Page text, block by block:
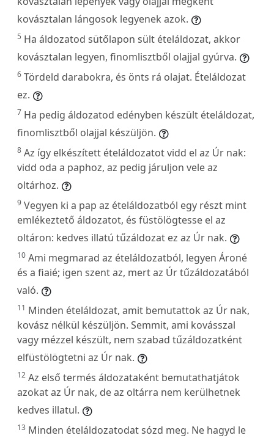
kovásztalan lángosok legyenek azok.
5 Ha áldozatod sütőlapon sült ételáldozat, akkor
kovásztalan legyen, finomlisztből olajjal gyúrva.
6 Tördeld darabokra, és önts rá olajat. Ételáldozat
ez.
7 Ha pedig áldozatod edényben készült ételáldozat,
finomlisztből olajjal készüljön.
8 Az így elkészített ételáldozatot vidd el az Úr nak:
vidd oda a paphoz, az pedig járuljon vele az
oltárhoz.
9 Vegyen ki a pap az ételáldozatból egy részt mint
emlékeztető áldozatot, és füstölögtesse el az
oltáron: kedves illatú tűzáldozat ez az Úr nak.
10 Ami megmarad az ételáldozatból, legyen Ároné
és a fiaié; igen szent az, mert az Úr tűzáldozatából
való.
11 Minden ételáldozat, amit bemutattok az Úr nak,
kovász nélkül készüljön. Semmit, ami kovásszal
vagy mézzel készült, nem szabad tűzáldozatként
elfüstölögtetni az Úr nak.
12 Az első termés áldozataként bemutathatjátok
azokat az Úr nak, de az oltárra nem kerülhetnek
kedves illatul.
13 Minden ételáldozatodat sózd meg. Ne hagyd le